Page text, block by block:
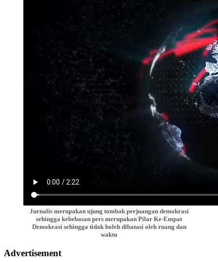
Jurnalis merupakan ujung tombak perjuangan demokrasi
sehingga kebebasan pers merupakan Pilar Ke-Empat
Demokrasi sehingga tidak boleh dibatasi oleh ruang dan
waktu
Advertisement